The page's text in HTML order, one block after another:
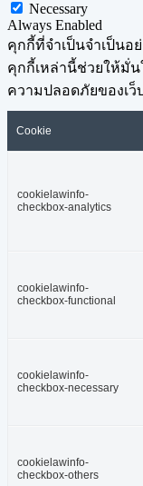
Necessary
Always Enabled
คุกกี้ที่จำเป็นจำเป็นอ
คุกกี้เหล่านี้ช่วยให้มั่
ความปลอดภัยของเว็
Cookie
cookielawinfo-
checkbox-analytics
cookielawinfo-
checkbox-functional
cookielawinfo-
checkbox-necessary
cookielawinfo-
checkbox-others